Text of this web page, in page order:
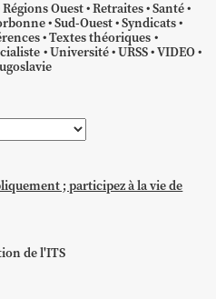
Régions Ouest Retraites Santé
Sud-Ouest Syndicats
Textes théoriques
Université URSS VIDEO
; participez à la vie de
de l'ITS